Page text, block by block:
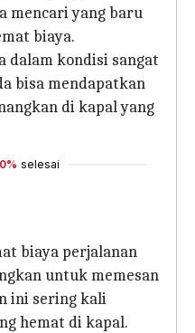
mencari yang baru
biaya.
dalam kondisi sangat
bisa mendapatkan
di kapal yang
selesai
biaya perjalanan
untuk memesan
ini sering kali
hemat di kapal.